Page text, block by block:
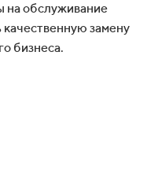
на обслуживание
замену
бизнеса.